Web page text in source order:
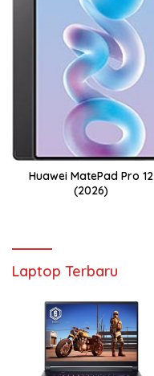
Huawei MatePad Pro 12
(2026)
Laptop Terbaru